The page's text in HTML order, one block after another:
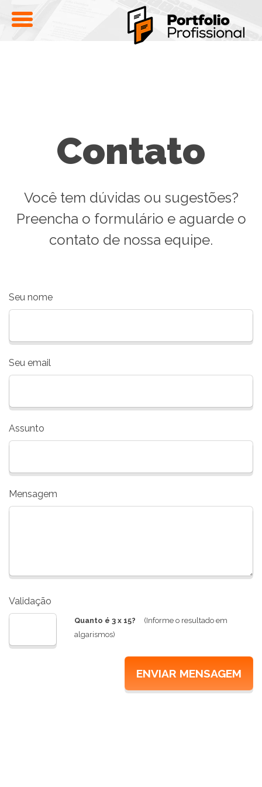
Contato
Você tem dúvidas ou sugestões?
Preencha o formulário e aguarde o
contato de nossa equipe.
Seu nome
Seu email
Assunto
Mensagem
Validação
Quanto é 3 x 15? (Informe o resultado em
algarismos)
ENVIAR MENSAGEM